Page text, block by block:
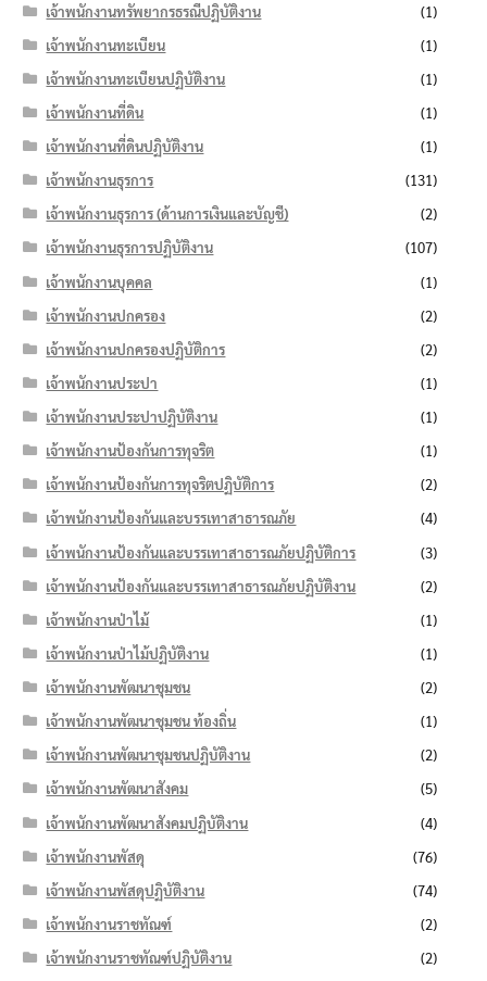
เจ้าพนักงานทรัพยากรธรณีปฏิบัติงาน
(1)
เจ้าพนักงานทะเบียน
(1)
เจ้าพนักงานทะเบียนปฏิบัติงาน
(1)
เจ้าพนักงานที่ดิน
(1)
เจ้าพนักงานที่ดินปฏิบัติงาน
(1)
เจ้าพนักงานธุรการ
(131)
เจ้าพนักงานธุรการ (ด้านการเงินและบัญชี)
(2)
เจ้าพนักงานธุรการปฏิบัติงาน
(107)
เจ้าพนักงานบุคคล
(1)
เจ้าพนักงานปกครอง
(2)
เจ้าพนักงานปกครองปฏิบัติการ
(2)
เจ้าพนักงานประปา
(1)
เจ้าพนักงานประปาปฏิบัติงาน
(1)
เจ้าพนักงานป้องกันการทุจริต
(1)
เจ้าพนักงานป้องกันการทุจริตปฏิบัติการ
(2)
เจ้าพนักงานป้องกันและบรรเทาสาธารณภัย
(4)
เจ้าพนักงานป้องกันและบรรเทาสาธารณภัยปฏิบัติการ
(3)
เจ้าพนักงานป้องกันและบรรเทาสาธารณภัยปฏิบัติงาน
(2)
เจ้าพนักงานป่าไม้
(1)
เจ้าพนักงานป่าไม้ปฏิบัติงาน
(1)
เจ้าพนักงานพัฒนาชุมชน
(2)
เจ้าพนักงานพัฒนาชุมชน ท้องถิ่น
(1)
เจ้าพนักงานพัฒนาชุมชนปฏิบัติงาน
(2)
เจ้าพนักงานพัฒนาสังคม
(5)
เจ้าพนักงานพัฒนาสังคมปฏิบัติงาน
(4)
เจ้าพนักงานพัสดุ
(76)
เจ้าพนักงานพัสดุปฏิบัติงาน
(74)
เจ้าพนักงานราชทัณฑ์
(2)
เจ้าพนักงานราชทัณฑ์ปฏิบัติงาน
(2)